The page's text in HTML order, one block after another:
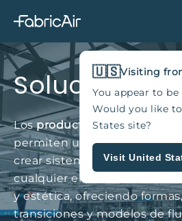
Soluciones
Losproductos FabricAirpara
permiten una
crear sistemas de
cualquier entorno.
y estética, ofreciendo
transiciones y modelos de
🇺🇸Visiting
You appear to
Would you like
States site?
Visit United